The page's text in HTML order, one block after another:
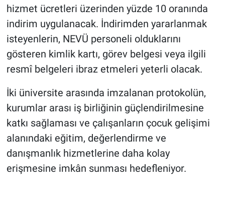
hizmet ücretleri üzerinden yüzde 10 oranında
indirim uygulanacak. İndirimden yararlanmak
isteyenlerin, NEVÜ personeli olduklarını
gösteren kimlik kartı, görev belgesi veya ilgili
resmî belgeleri ibraz etmeleri yeterli olacak.
İki üniversite arasında imzalanan protokolün,
kurumlar arası iş birliğinin güçlendirilmesine
katkı sağlaması ve çalışanların çocuk gelişimi
alanındaki eğitim, değerlendirme ve
danışmanlık hizmetlerine daha kolay
erişmesine imkân sunması hedefleniyor.